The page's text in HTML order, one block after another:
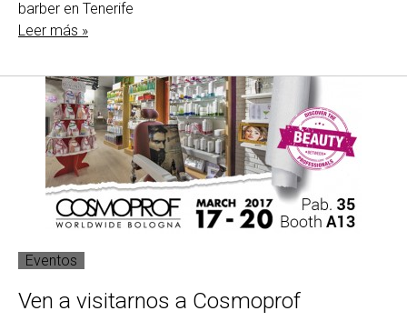
barber en Tenerife
Leer más »
Eventos
Ven a visitarnos a Cosmoprof